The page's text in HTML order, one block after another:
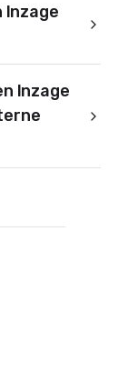
Inzage
Inzage